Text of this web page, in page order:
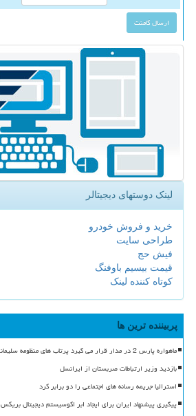
لینک دوستهای دیجیتالر
خرید و فروش خودرو
طراحی سایت
فیش حج
قیمت بیسیم باوفنگ
کوتاه کننده لینک
پربیننده ترین ها
ماهواره پارس 2 در مدار قرار می گیرد پرتاب های منظومه سلیمانی در1405
بازدید وزیر ارتباطات صربستان از ایرانسل
استرالیا جریمه رسانه های اجتماعی را دو برابر کرد
پیگیری پیشنهاد ایران برای ایجاد ابر اکوسیستم دیجیتال بریکس